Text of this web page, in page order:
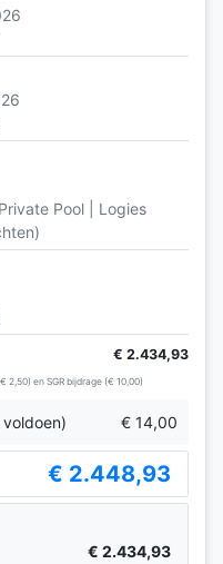
Pool | Logies
€ 2.434,93
en SGR bijdrage (€ 10,00)
€ 14,00
€ 2.448,93
€ 2.434,93